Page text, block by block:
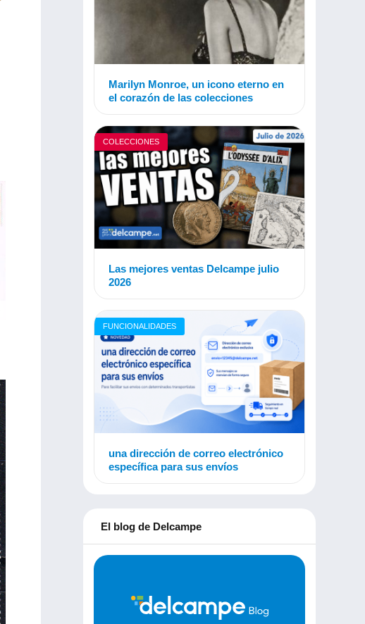
Marilyn Monroe, un icono eterno en
el corazón de las colecciones
COLECCIONES
Las mejores ventas Delcampe julio
2026
FUNCIONALIDADES
una dirección de correo electrónico
específica para sus envíos
El blog de Delcampe